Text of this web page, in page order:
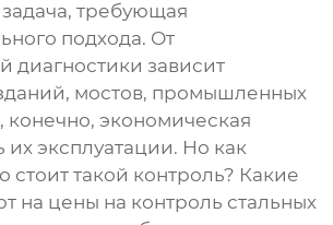
требующая
подхода. От
диагностики зависит
мостов, промышленных
конечно, экономическая
их эксплуатации. Но как
стоит такой контроль? Какие
на цены на контроль стальных